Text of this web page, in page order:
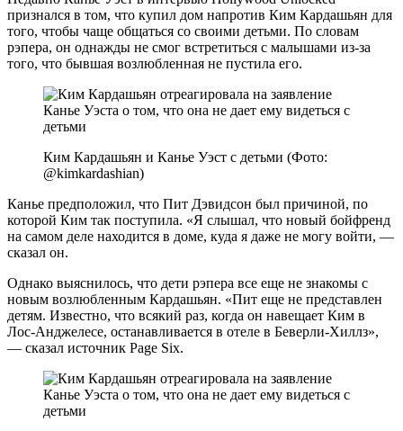
признался в том, что купил дом напротив Ким Кардашьян для
того, чтобы чаще общаться со своими детьми. По словам
рэпера, он однажды не смог встретиться с малышами из-за
того, что бывшая возлюбленная не пустила его.
Ким Кардашьян и Канье Уэст с детьми (Фото:
@kimkardashian)
Канье предположил, что Пит Дэвидсон был причиной, по
которой Ким так поступила. «Я слышал, что новый бойфренд
на самом деле находится в доме, куда я даже не могу войти, —
сказал он.
Однако выяснилось, что дети рэпера все еще не знакомы с
новым возлюбленным Кардашьян. «Пит еще не представлен
детям. Известно, что всякий раз, когда он навещает Ким в
Лос-Анджелесе, останавливается в отеле в Беверли-Хиллз»,
— сказал источник Page Six.